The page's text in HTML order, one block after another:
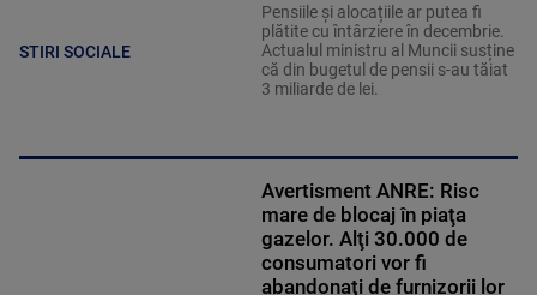
STIRI SOCIALE
Pensiile și alocațiile ar putea fi
plătite cu întârziere în decembrie.
Actualul ministru al Muncii susține
că din bugetul de pensii s-au tăiat
3 miliarde de lei.
Avertisment ANRE: Risc
mare de blocaj în piaţa
gazelor. Alţi 30.000 de
consumatori vor fi
abandonaţi de furnizorii lor